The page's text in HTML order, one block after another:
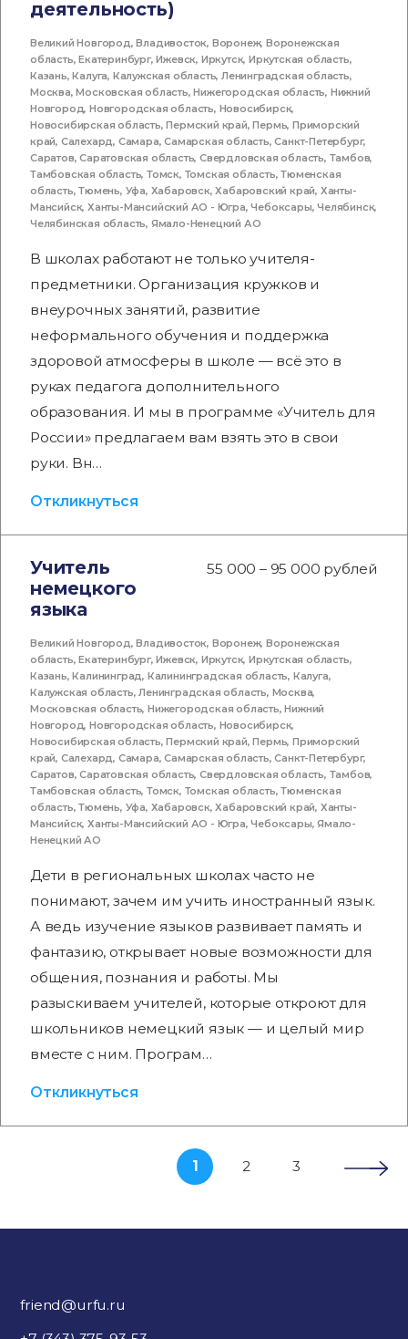
деятельность)
Великий Новгород,Владивосток, Воронеж,Воронежская
область,Екатеринбург,Ижевск, Иркутск,Иркутская область,
Казань,Калуга, Калужская область,Ленинградская область,
Москва,Московская область,Нижегородская область, Нижний
Новгород,Новгородская область, Новосибирск,
Новосибирская область,Пермский край,Пермь,Приморский
край, Салехард, Самара,Самарская область,Санкт-Петербург,
Саратов,Саратовская область,Свердловская область, Тамбов,
Тамбовская область,Томск, Томская область,Тюменская
область,Тюмень, Уфа, Хабаровск,Хабаровский край, Ханты-
Мансийск,Ханты-Мансийский АО - Югра,Чебоксары,Челябинск,
Челябинская область, Ямало-Ненецкий АО
В школах работают не только учителя-
предметники. Организация кружков и
внеурочных занятий, развитие
неформального обучения и поддержка
здоровой атмосферы в школе — всё это в
руках педагога дополнительного
образования. И мы в программе «Учитель для
России» предлагаем вам взять это в свои
руки. Вн…
Откликнуться
Учитель
немецкого
языка
55 000 – 95 000 рублей
Великий Новгород,Владивосток, Воронеж,Воронежская
область,Екатеринбург,Ижевск, Иркутск,Иркутская область,
Казань,Калининград, Калининградская область, Калуга,
Калужская область,Ленинградская область, Москва,
Московская область,Нижегородская область,Нижний
Новгород,Новгородская область, Новосибирск,
Новосибирская область,Пермский край,Пермь,Приморский
край, Салехард, Самара,Самарская область,Санкт-Петербург,
Саратов,Саратовская область,Свердловская область, Тамбов,
Тамбовская область,Томск, Томская область,Тюменская
область,Тюмень, Уфа, Хабаровск,Хабаровский край, Ханты-
Мансийск,Ханты-Мансийский АО - Югра,Чебоксары,Ямало-
Ненецкий АО
Дети в региональных школах часто не
понимают, зачем им учить иностранный язык.
А ведь изучение языков развивает память и
фантазию, открывает новые возможности для
общения, познания и работы. Мы
разыскиваем учителей, которые откроют для
школьников немецкий язык — и целый мир
вместе с ним. Програм…
Откликнуться
1 2 3
friend@urfu.ru